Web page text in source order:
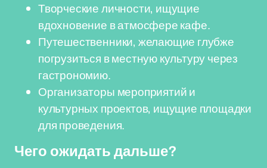
Творческие личности, ищущие
вдохновение в атмосфере кафе.
Путешественники, желающие глубже
погрузиться в местную культуру через
гастрономию.
Организаторы мероприятий и
культурных проектов, ищущие площадки
для проведения.
Чего ожидать дальше?